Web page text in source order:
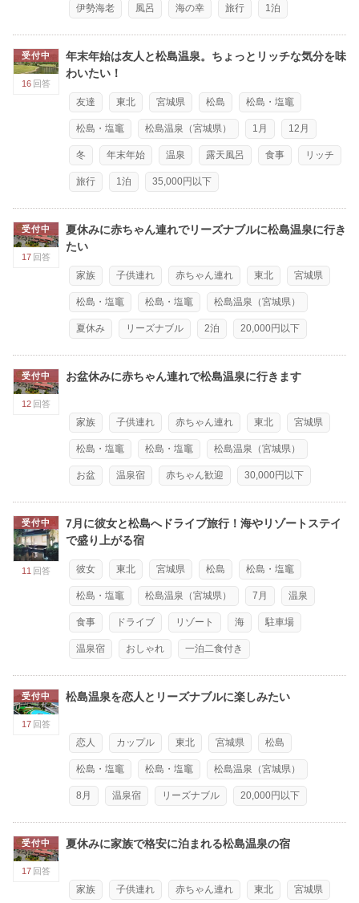
伊勢海老 風呂 海の幸 旅行 1泊
受付中
16 回答
年末年始は友人と松島温泉。ちょっとリッチな気分を味
わいたい！
友達 東北 宮城県 松島 松島・塩竈
松島・塩竈 松島温泉（宮城県） 1月 12月
冬 年末年始 温泉 露天風呂 食事 リッチ
旅行 1泊 35,000円以下
受付中
17 回答
夏休みに赤ちゃん連れでリーズナブルに松島温泉に行き
たい
家族 子供連れ 赤ちゃん連れ 東北 宮城県
松島・塩竈 松島・塩竈 松島温泉（宮城県）
夏休み リーズナブル 2泊 20,000円以下
受付中
12 回答
お盆休みに赤ちゃん連れで松島温泉に行きます
家族 子供連れ 赤ちゃん連れ 東北 宮城県
松島・塩竈 松島・塩竈 松島温泉（宮城県）
お盆 温泉宿 赤ちゃん歓迎 30,000円以下
受付中
11 回答
7月に彼女と松島へドライブ旅行！海やリゾートステイ
で盛り上がる宿
彼女 東北 宮城県 松島 松島・塩竈
松島・塩竈 松島温泉（宮城県） 7月 温泉
食事 ドライブ リゾート 海 駐車場
温泉宿 おしゃれ 一泊二食付き
受付中
17 回答
松島温泉を恋人とリーズナブルに楽しみたい
恋人 カップル 東北 宮城県 松島
松島・塩竈 松島・塩竈 松島温泉（宮城県）
8月 温泉宿 リーズナブル 20,000円以下
受付中
17 回答
夏休みに家族で格安に泊まれる松島温泉の宿
家族 子供連れ 赤ちゃん連れ 東北 宮城県